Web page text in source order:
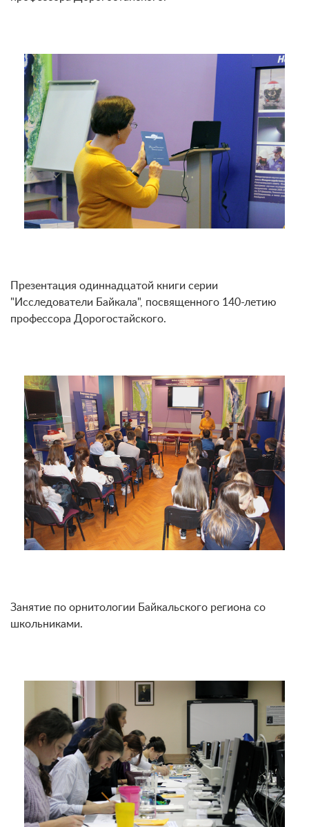
Презентация одиннадцатой книги серии
"Исследователи Байкала", посвященного 140-летию
профессора Дорогостайского.
Занятие по орнитологии Байкальского региона со
школьниками.